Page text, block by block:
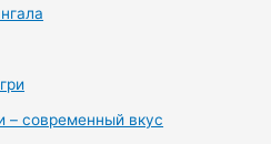
– современный вкус